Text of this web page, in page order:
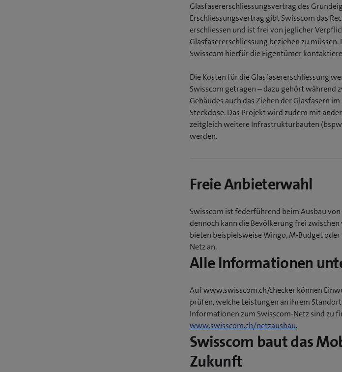
Glasfasererschliessungsvertrag des
Erschliessungsvertrag gibt Swisscom das
erschliessen und ist frei von jeglicher
Glasfasererschliessung beziehen zu
Swisscom hierfür die Eigentümer
Die Kosten für die Glasfasererschliessung
Swisscom getragen – dazu gehört während
Gebäudes auch das Ziehen der Glasfasern
Steckdose. Das Projekt wird zudem mit
zeitgleich weitere Infrastrukturbauten
werden.
Freie Anbieterwahl
Swisscom ist federführend beim Ausbau von
dennoch kann die Bevölkerung frei
bieten beispielsweise Wingo, M-Budget
Netz an.
Alle Informationen
Auf www.swisscom.ch/checker können
prüfen, welche Leistungen an ihrem
Informationen zum Swisscom-Netz sind zu
www.swisscom.ch/netzausbau.
Swisscom baut das
Zukunft